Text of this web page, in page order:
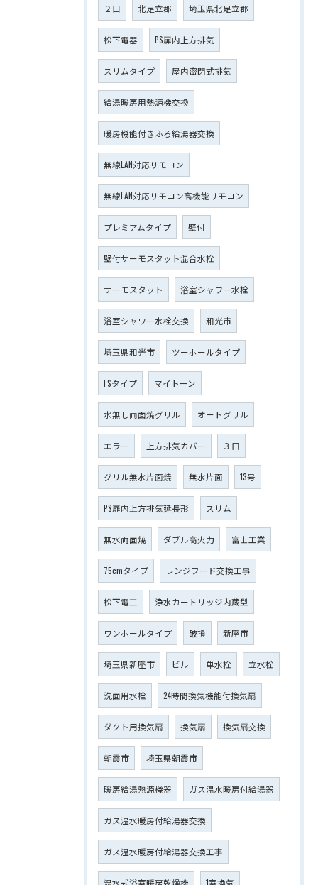
２口 北足立郡 埼玉県北足立郡
松下電器 PS扉内上方排気
スリムタイプ 屋内密閉式排気
給湯暖房用熱源機交換
暖房機能付きふろ給湯器交換
無線LAN対応リモコン
無線LAN対応リモコン高機能リモコン
プレミアムタイプ 壁付
壁付サーモスタット混合水栓
サーモスタット 浴室シャワー水栓
浴室シャワー水栓交換 和光市
埼玉県和光市 ツーホールタイプ
FSタイプ マイトーン
水無し両面焼グリル オートグリル
エラー 上方排気カバー ３口
グリル無水片面焼 無水片面 13号
PS扉内上方排気延長形 スリム
無水両面焼 ダブル高火力 富士工業
75cmタイプ レンジフード交換工事
松下電工 浄水カートリッジ内蔵型
ワンホールタイプ 破損 新座市
埼玉県新座市 ビル 単水栓 立水栓
洗面用水栓 24時間換気機能付換気扇
ダクト用換気扇 換気扇 換気扇交換
朝霞市 埼玉県朝霞市
暖房給湯熱源機器 ガス温水暖房付給湯器
ガス温水暖房付給湯器交換
ガス温水暖房付給湯器交換工事